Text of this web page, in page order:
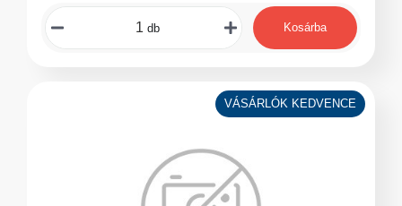
db Kosárba
VÁSÁRLÓK KEDVENCE